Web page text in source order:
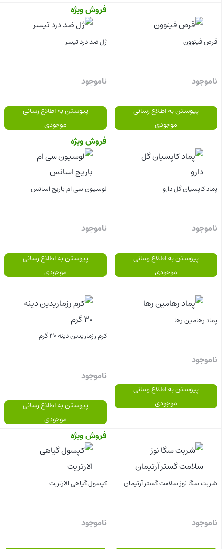
بستن
قرص فیتوون
ناموجود
پیوستن به اطلاع رسانی
موجودی
فروش ویژه
ژل ضد درد تیسر
ناموجود
بستن
پیوستن به اطلاع رسانی
موجودی
پماد کاپسیان گل دارو
ناموجود
پیوستن به اطلاع رسانی
موجودی
فروش ویژه
لوسیون سی ام باریج اسانس
ناموجود
پیوستن به اطلاع رسانی
موجودی
پماد رهامین رها
ناموجود
پیوستن به اطلاع رسانی
موجودی
کرم رزماریدین دینه 30 گرم
ناموجود
بستن
پیوستن به اطلاع رسانی
موجودی
شربت سگا نوز سلامت گستر آرتیمان
ناموجود
فروش ویژه
کپسول گیاهی الارتریت
ناموجود